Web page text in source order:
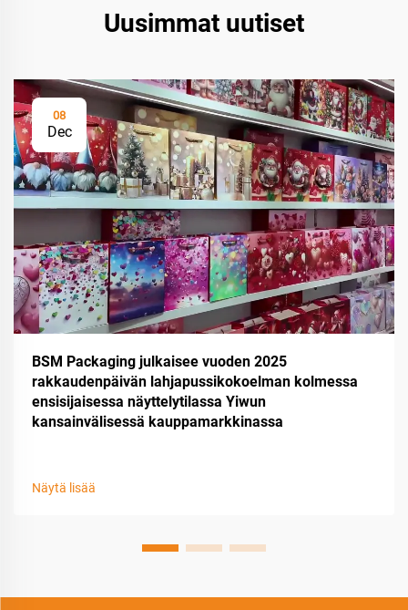
Uusimmat uutiset
08
Dec
BSM Packaging julkaisee vuoden 2025
rakkaudenpäivän lahjapussikokoelman kolmessa
ensisijaisessa näyttelytilassa Yiwun
kansainvälisessä kauppamarkkinassa
Näytä lisää